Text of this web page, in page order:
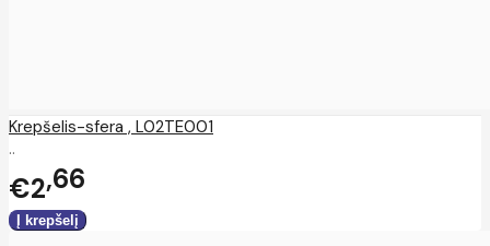
Krepšelis-sfera , L02TE001
..
€2 66